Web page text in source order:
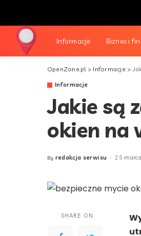
Informacje Biznes i
OpenZone.pl> Informacje>
Informacje
Jakie są
okien na
Posted
By redakcja serwisu 25
SHARE ON